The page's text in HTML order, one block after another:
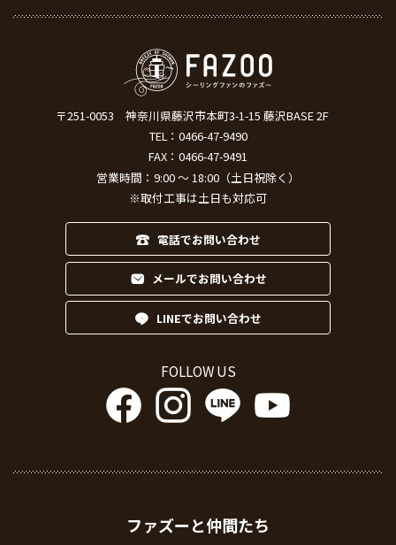
〒251-0053
神奈川県藤沢市本町3-1-15 藤沢BASE 2F
TEL： 0466-47-9490
FAX：0466-47-9491
営業時間：9:00 ～ 18:00（土日祝除く）
※取付工事は土日も対応可
電話でお問い合わせ
メールでお問い合わせ
LINEでお問い合わせ
FOLLOW US
ファズーと仲間たち